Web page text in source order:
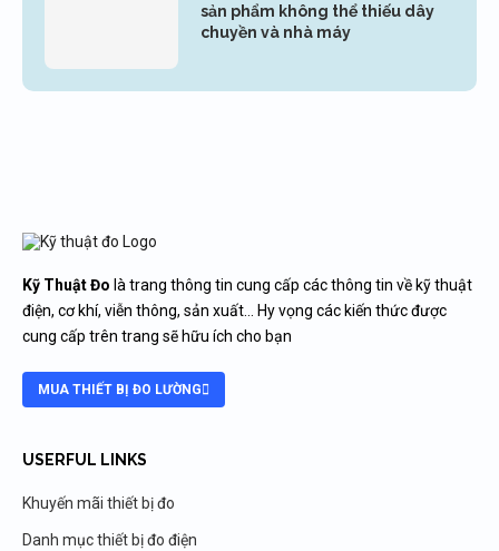
sản phẩm không thể thiếu dây
chuyền và nhà máy
Kỹ Thuật Đo là trang thông tin cung cấp các thông tin về kỹ thuật
điện, cơ khí, viễn thông, sản xuất… Hy vọng các kiến thức được
cung cấp trên trang sẽ hữu ích cho bạn
MUA THIẾT BỊ ĐO LƯỜNG
USERFUL LINKS
Khuyến mãi thiết bị đo
Danh mục thiết bị đo điện